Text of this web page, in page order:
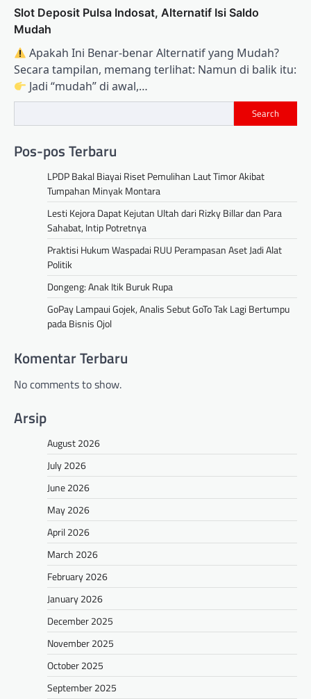
Slot Deposit Pulsa Indosat, Alternatif Isi Saldo
Mudah
Apakah Ini Benar-benar Alternatif yang Mudah?
Secara tampilan, memang terlihat: Namun di balik itu:
Jadi “mudah” di awal,…
Search
Pos-pos Terbaru
LPDP Bakal Biayai Riset Pemulihan Laut Timor Akibat
Tumpahan Minyak Montara
Lesti Kejora Dapat Kejutan Ultah dari Rizky Billar dan Para
Sahabat, Intip Potretnya
Praktisi Hukum Waspadai RUU Perampasan Aset Jadi Alat
Politik
Dongeng: Anak Itik Buruk Rupa
GoPay Lampaui Gojek, Analis Sebut GoTo Tak Lagi Bertumpu
pada Bisnis Ojol
Komentar Terbaru
No comments to show.
Arsip
August 2026
July 2026
June 2026
May 2026
April 2026
March 2026
February 2026
January 2026
December 2025
November 2025
October 2025
September 2025